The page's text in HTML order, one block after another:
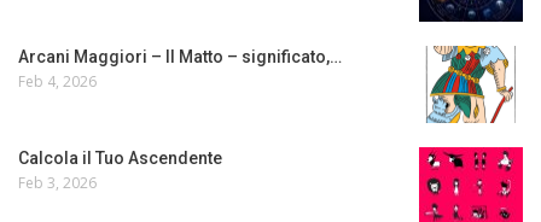
Arcani Maggiori – Il Matto – significato,…
Feb 4, 2026
Calcola il Tuo Ascendente
Feb 3, 2026